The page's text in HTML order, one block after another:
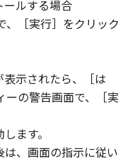
ウェア」の使用に
第三者との間に生
一切責任を負わ
同意』を示す下
、または「本ソ
た時点で発効
了されるまで有
ルする場合
、［実行］をクリック
示されたら、［は
ーの警告画面で、［実
ます。
、画面の指示に従い